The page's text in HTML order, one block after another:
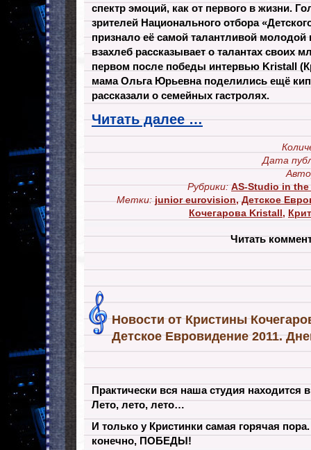
спектр эмоций, как от первого в жизни.
зрителей Национального отбора
признало её самой талантливой молодой
взахлеб рассказывает о талантах своих
первом после победы интервью Kristall
мама Ольга Юрьевна поделились ещё
рассказали о семейных гастролях.
Читать далее …
Дата
Рубрики: AS-Studio in the
Метки: junior eurovision,Детское
Кочегарова Kristall,
Читать
Новости от Кристины
Детское Евровидение 2011.
Практически вся наша студия находится
Лето, лето, лето…
И только у Кристинки самая горячая
конечно, ПОБЕДЫ!